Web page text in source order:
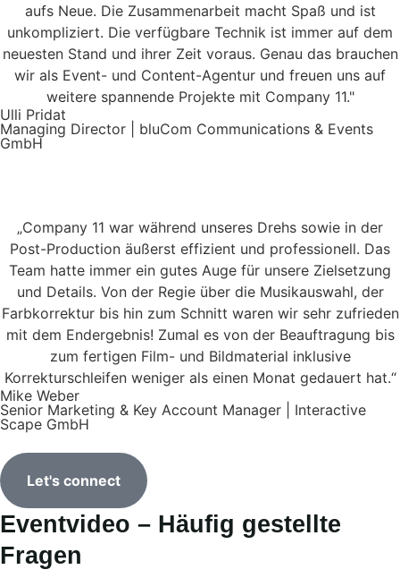
aufs Neue. Die Zusammenarbeit macht Spaß und ist
unkompliziert. Die verfügbare Technik ist immer auf dem
neuesten Stand und ihrer Zeit voraus. Genau das brauchen
wir als Event- und Content-Agentur und freuen uns auf
weitere spannende Projekte mit Company 11."
Ulli Pridat
Managing Director | bluCom Communications & Events
GmbH
„Company 11 war während unseres Drehs sowie in der
Post-Production äußerst effizient und professionell. Das
Team hatte immer ein gutes Auge für unsere Zielsetzung
und Details. Von der Regie über die Musikauswahl, der
Farbkorrektur bis hin zum Schnitt waren wir sehr zufrieden
mit dem Endergebnis! Zumal es von der Beauftragung bis
zum fertigen Film- und Bildmaterial inklusive
Korrekturschleifen weniger als einen Monat gedauert hat.“
Mike Weber
Senior Marketing & Key Account Manager | Interactive
Scape GmbH
Let's connect
Eventvideo – Häufig gestellte
Fragen